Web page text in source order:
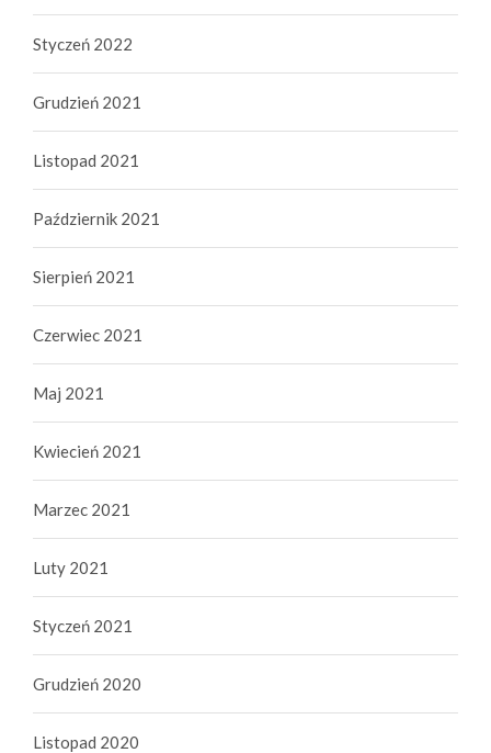
Styczeń 2022
Grudzień 2021
Listopad 2021
Październik 2021
Sierpień 2021
Czerwiec 2021
Maj 2021
Kwiecień 2021
Marzec 2021
Luty 2021
Styczeń 2021
Grudzień 2020
Listopad 2020